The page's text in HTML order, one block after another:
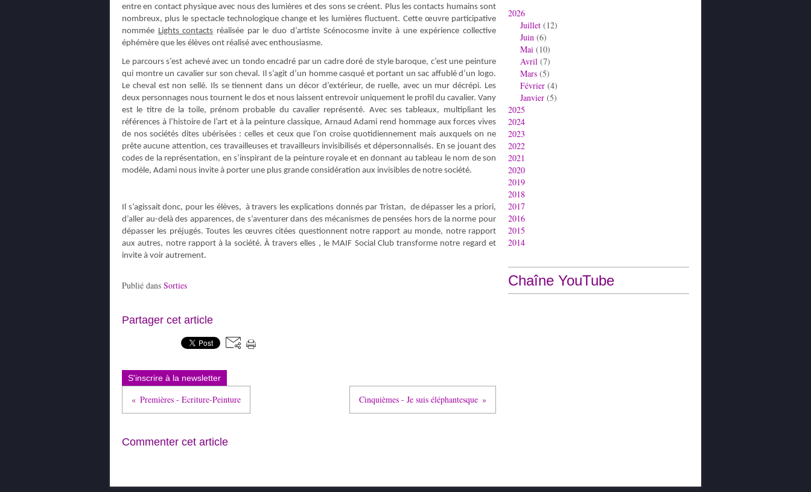
entre en contact physique avec nous des lumières et des sons se créent. Plus les contacts humains sont
nombreux, plus le spectacle technologique change et les lumières fluctuent. Cette œuvre participative
nommée Lights contacts réalisée par le duo d’artiste Scénocosme invite à une expérience collective
éphémère que les élèves ont réalisé avec enthousiasme.
Le parcours s’est achevé avec un tondo encadré par un cadre doré de style baroque, c’est une peinture
qui montre un cavalier sur son cheval. Il s’agit d’un homme casqué et portant un sac affublé d’un logo.
Le cheval est non sellé. Ils se tiennent dans un décor d’extérieur, de ruelle, avec un mur décrépi. Les
deux personnages nous tournent le dos et nous laissent entrevoir uniquement le profil du cavalier. Vany
est le titre de la toile, prénom probable du cavalier représenté. Avec ses tableaux, multipliant les
références à l’histoire de l’art et à la peinture classique, Arnaud Adami rend hommage aux forces vives
de nos sociétés dites ubérisées : celles et ceux que l’on croise quotidiennement mais auxquels on ne
prête aucune attention, ces travailleuses et travailleurs invisibilisés et dépersonnalisés. En se jouant des
codes de la représentation, en s’inspirant de la peinture royale et en donnant au tableau le nom de son
modèle, Adami nous invite à porter une plus grande considération aux invisibles de notre société.
Il s’agissait donc, pour les élèves, à travers les explications donnés par Tristan, de dépasser les a priori,
d’aller au-delà des apparences, de s’aventurer dans des mécanismes de pensées hors de la norme pour
dépasser les préjugés. Toutes les œuvres citées questionnent notre rapport au monde, notre rapport
aux autres, notre rapport à la société. À travers elles , le MAIF Social Club transforme notre regard et
invite à voir autrement.
Publié dans Sorties
Partager cet article
S'inscrire à la newsletter
Premières - Ecriture-Peinture Cinquièmes - Je suis éléphantesque
Commenter cet article
2026
Juillet (12)
Juin (6)
Mai (10)
Avril (7)
Mars (5)
Février (4)
Janvier (5)
2025
2024
2023
2022
2021
2020
2019
2018
2017
2016
2015
2014
Chaîne YouTube